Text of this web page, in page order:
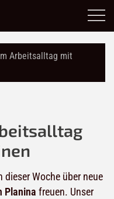
Arbeitsalltag mit
Woche über neue
Planina freuen. Unser